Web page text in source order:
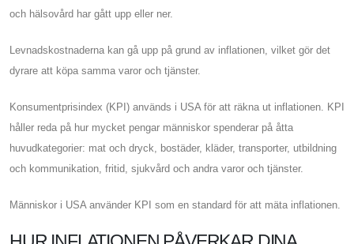
och hälsovård har gått upp eller ner.
Levnadskostnaderna kan gå upp på grund av inflationen, vilket gör det
dyrare att köpa samma varor och tjänster.
Konsumentprisindex (KPI) används i USA för att räkna ut inflationen. KPI
håller reda på hur mycket pengar människor spenderar på åtta
huvudkategorier: mat och dryck, bostäder, kläder, transporter, utbildning
och kommunikation, fritid, sjukvård och andra varor och tjänster.
Människor i USA använder KPI som en standard för att mäta inflationen.